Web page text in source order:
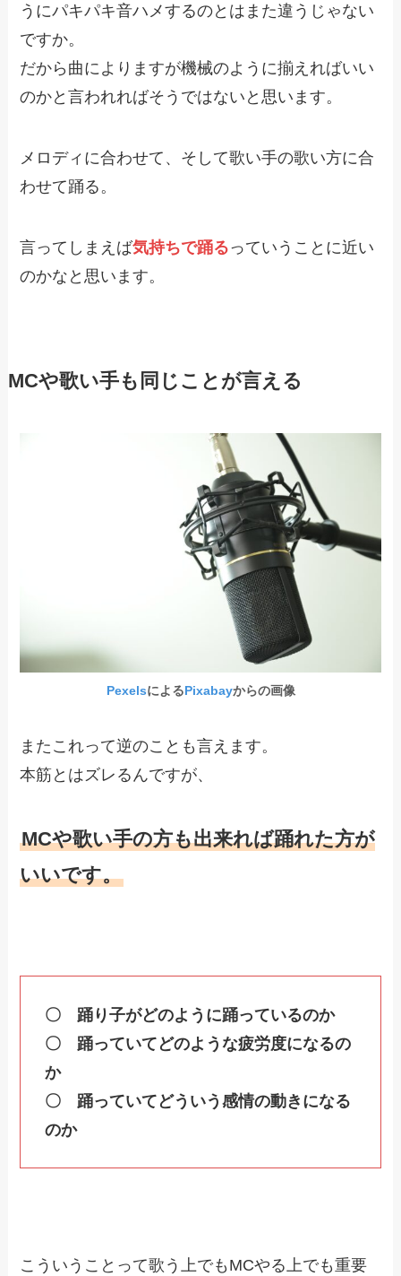
うにパキパキ音ハメするのとはまた違うじゃない
ですか。
だから曲によりますが機械のように揃えればいい
のかと言われればそうではないと思います。
メロディに合わせて、そして歌い手の歌い方に合
わせて踊る。
言ってしまえば気持ちで踊るっていうことに近い
のかなと思います。
MCや歌い手も同じことが言える
PexelsによるPixabayからの画像
またこれって逆のことも言えます。
本筋とはズレるんですが、
MCや歌い手の方も出来れば踊れた方が
いいです。
〇 踊り子がどのように踊っているのか
〇 踊っていてどのような疲労度になるの
か
〇 踊っていてどういう感情の動きになる
のか
こういうことって歌う上でもMCやる上でも重要